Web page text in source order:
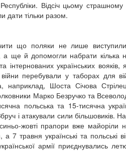
Відсіч цьому страшному
дати тільки разом.
що поляки не лише
а ще й допомогли набрати кілька
інтернованих українських вояків,
війни перебували у таборах для
наприклад, Шоста Січова
Марко Безручко та
польська та 15-тисячна
і атакували сили більшовиків.
жовті прапори вже майоріли
7 травня українські та польські
армії приєднувались